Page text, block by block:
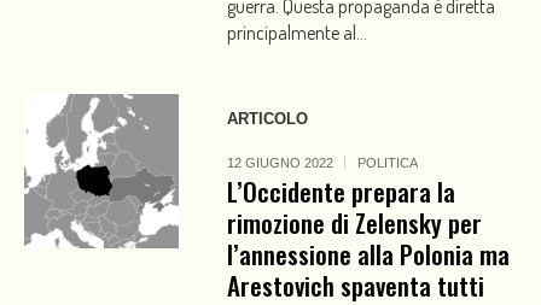
guerra. Questa propaganda è diretta
principalmente al...
ARTICOLO
12 GIUGNO 2022 POLITICA
L’Occidente prepara la
rimozione di Zelensky per
l’annessione alla Polonia ma
Arestovich spaventa tutti